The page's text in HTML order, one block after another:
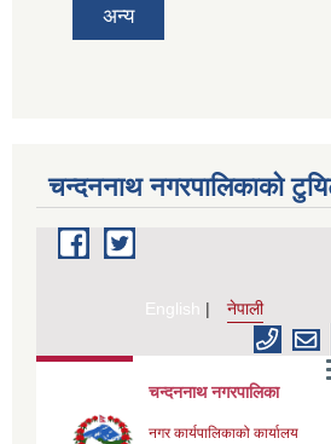
अन्य
चन्दननाथ नगरपालिकाको